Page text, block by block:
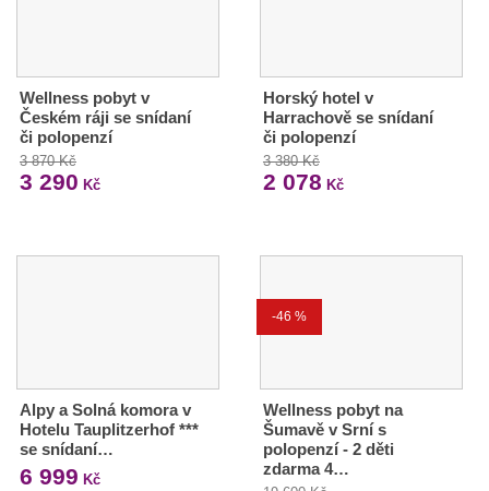
Wellness pobyt v
Českém ráji se snídaní
či polopenzí
3 870 Kč
3 290 Kč
Horský hotel v
Harrachově se snídaní
či polopenzí
3 380 Kč
2 078 Kč
Alpy a Solná komora v
Hotelu Tauplitzerhof ***
se snídaní…
6 999 Kč
-46 %
Wellness pobyt na
Šumavě v Srní s
polopenzí - 2 děti
zdarma 4…